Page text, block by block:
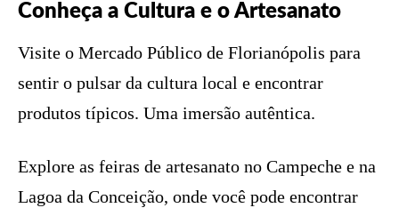
Conheça a Cultura e o Artesanato
Visite o Mercado Público de Florianópolis para
sentir o pulsar da cultura local e encontrar
produtos típicos. Uma imersão autêntica.
Explore as feiras de artesanato no Campeche e na
Lagoa da Conceição, onde você pode encontrar